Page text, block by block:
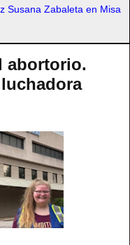
Susana Zabaleta en Misa
abortorio.